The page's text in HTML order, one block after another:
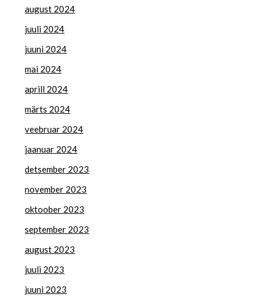
august 2024
juuli 2024
juuni 2024
mai 2024
aprill 2024
märts 2024
veebruar 2024
jaanuar 2024
detsember 2023
november 2023
oktoober 2023
september 2023
august 2023
juuli 2023
juuni 2023